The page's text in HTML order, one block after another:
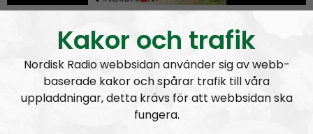
Kakor och trafik
Nordisk Radio webbsidan använder sig av webb-
baserade kakor och spårar trafik till våra
uppladdningar, detta krävs för att webbsidan ska
fungera.